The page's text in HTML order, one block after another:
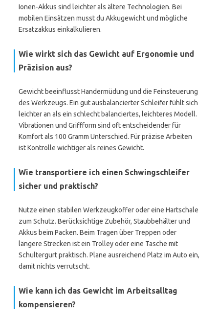
Ionen-Akkus sind leichter als ältere Technologien. Bei
mobilen Einsätzen musst du Akkugewicht und mögliche
Ersatzakkus einkalkulieren.
Wie wirkt sich das Gewicht auf Ergonomie und
Präzision aus?
Gewicht beeinflusst Handermüdung und die Feinsteuerung
des Werkzeugs. Ein gut ausbalancierter Schleifer fühlt sich
leichter an als ein schlecht balanciertes, leichteres Modell.
Vibrationen und Griffform sind oft entscheidender für
Komfort als 100 Gramm Unterschied. Für präzise Arbeiten
ist Kontrolle wichtiger als reines Gewicht.
Wie transportiere ich einen Schwingschleifer
sicher und praktisch?
Nutze einen stabilen Werkzeugkoffer oder eine Hartschale
zum Schutz. Berücksichtige Zubehör, Staubbehälter und
Akkus beim Packen. Beim Tragen über Treppen oder
längere Strecken ist ein Trolley oder eine Tasche mit
Schultergurt praktisch. Plane ausreichend Platz im Auto ein,
damit nichts verrutscht.
Wie kann ich das Gewicht im Arbeitsalltag
kompensieren?